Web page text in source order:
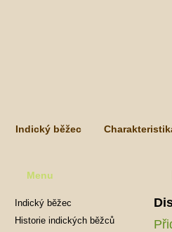
Indický běžec
Menu
Indický běžec
Historie indických běžců